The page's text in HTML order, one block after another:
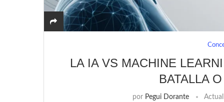
LA IA VS MACHINE
BATALLA
por Pegui Dorante